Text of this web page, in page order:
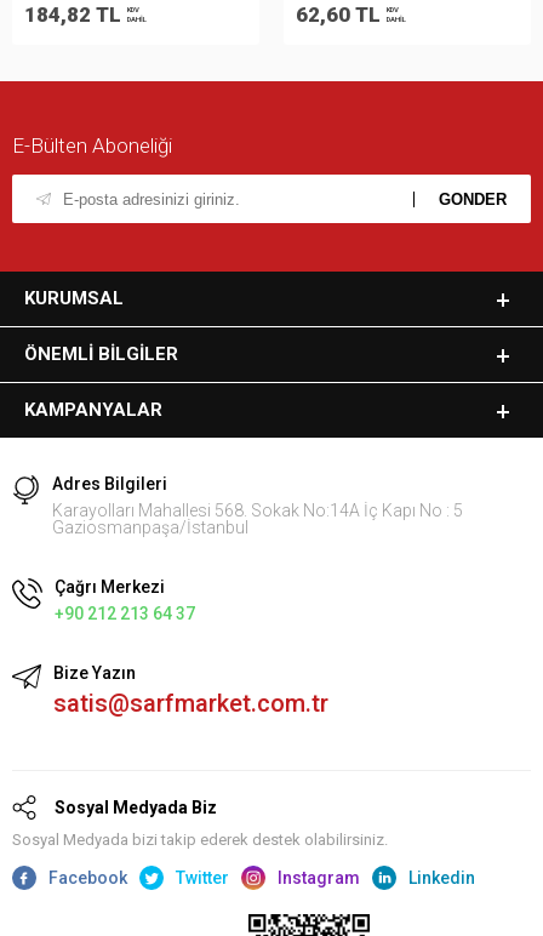
184,82 TL
KDV
DAHİL
62,60 TL
KDV
DAHİL
E-Bülten Aboneliği
KURUMSAL
ÖNEMLI BILGILER
KAMPANYALAR
Adres Bilgileri
Karayolları Mahallesi 568. Sokak No:14A İç Kapı No : 5
Gaziosmanpaşa/İstanbul
Çağrı Merkezi
+90 212 213 64 37
Bize Yazın
satis@sarfmarket.com.tr
Sosyal Medyada Biz
Sosyal Medyada bizi takip ederek destek olabilirsiniz.
Facebook Twitter Instagram Linkedin